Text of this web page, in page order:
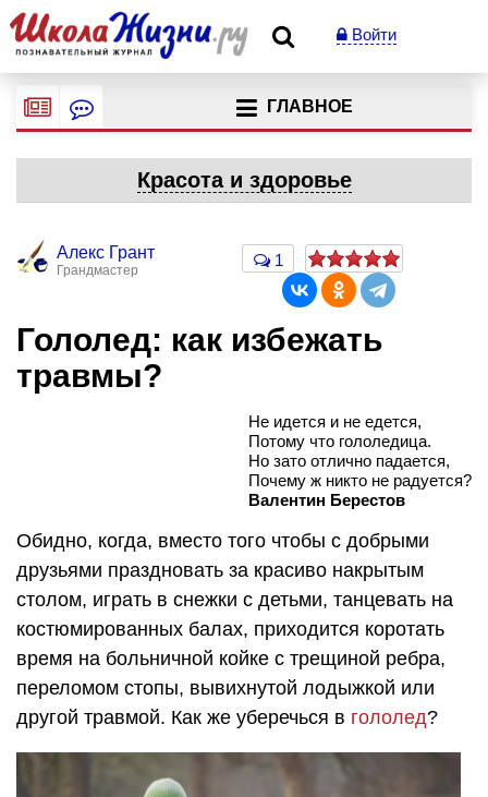
Войти
ГЛАВНОЕ
Красота и здоровье
Алекс Грант
Грандмастер
1
Гололед: как избежать
травмы?
Не идется и не едется,
Потому что гололедица.
Но зато отлично падается,
Почему ж никто не радуется?
Валентин Берестов
Обидно, когда, вместо того чтобы с добрыми
друзьями праздновать за красиво накрытым
столом, играть в снежки с детьми, танцевать на
костюмированных балах, приходится коротать
время на больничной койке с трещиной ребра,
переломом стопы, вывихнутой лодыжкой или
другой травмой. Как же уберечься в гололед?